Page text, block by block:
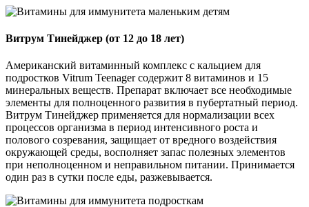
Витрум Тинейджер (от 12 до 18 лет)
Американский витаминный комплекс с кальцием для
подростков Vitrum Teenager содержит 8 витаминов и 15
минеральных веществ. Препарат включает все необходимые
элементы для полноценного развития в пубертатный период.
Витрум Тинейджер применяется для нормализации всех
процессов организма в период интенсивного роста и
полового созревания, защищает от вредного воздействия
окружающей среды, восполняет запас полезных элементов
при неполноценном и неправильном питании. Принимается
один раз в сутки после еды, разжевывается.